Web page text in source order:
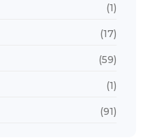
(1)
(17)
(59)
(1)
(91)